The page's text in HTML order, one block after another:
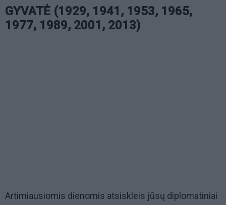
GYVATĖ (1929, 1941, 1953, 1965,
1977, 1989, 2001, 2013)
Artimiausiomis dienomis atsiskleis jūsų diplomatiniai